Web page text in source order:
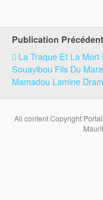
Publication
La Traque Et La Mort
Souayibou Fils Du
Mamadou Lamine
All content Copyright